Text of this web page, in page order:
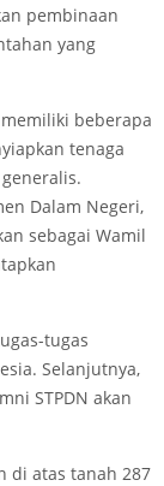
pembinaan
yang
beberapa
tenaga
Dalam Negeri,
sebagai Wamil
tugas
Selanjutnya,
STPDN akan
di atas tanah 287